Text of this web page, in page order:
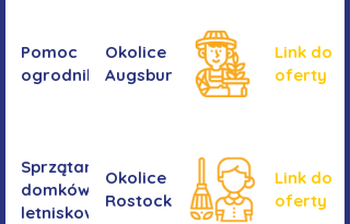
Pomoc
ogrodnika
Okolice
Augsburga
Link do
oferty
Sprzątanie
domków
letniskowych
Okolice
Rostocku
Link do
oferty